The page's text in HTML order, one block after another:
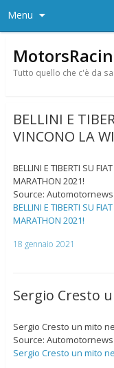
Menu
Tutto quello che c'è da
BELLINI E
VINCONO LA
BELLINI E TIBERTI SU
MARATHON 2021!
Source: Automotornews
BELLINI E TIBERTI SU
MARATHON 2021!
18 gennaio 2021
Sergio Cresto
Sergio Cresto un mito
Source: Automotornews
Sergio Cresto un mito